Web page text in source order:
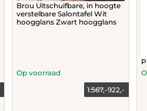
Brou Uitschuifbare, in hoogte
verstelbare Salontafel Wit
hoogglans Zwart hoogglans
922,-
Current
1.567,-
Original
Op voorraad